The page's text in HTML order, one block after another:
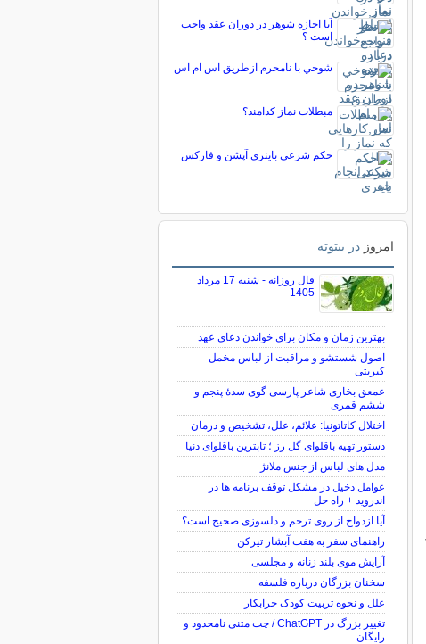
آیا اجازه شوهر در دوران عقد واجب
است ؟
شوخي با نامحرم ازطريق اس ام اس
مبطلات نماز کدامند؟
حکم شرعی باینری آپشن و فارکس
امروز در بیتوته
فال روزانه - شنبه 17 مرداد
1405
بهترین زمان و مکان برای خواندن دعای عهد
اصول شستشو و مراقبت از لباس مخمل
کبریتی
عمعق بخاری شاعر پارسی گوی سدهٔ پنجم و
ششم قمری
اختلال کاتاتونیا: علائم، علل، تشخیص و درمان
دستور تهیه باقلوای گل رز ؛ تاپترین باقلوای دنیا
مدل های لباس از جنس ملانژ
عوامل دخیل در مشکل توقف برنامه ها در
اندروید + راه حل
آیا ازدواج از روی ترحم و دلسوزی صحیح است؟
راهنمای سفر به هفت آبشار تیرکن
آرایش موی بلند زنانه و مجلسی
سخنان بزرگان درباره فلسفه
علل و نحوه تربیت کودک خرابکار
تغییر بزرگ در ChatGPT / چت متنی نامحدود و
رایگان